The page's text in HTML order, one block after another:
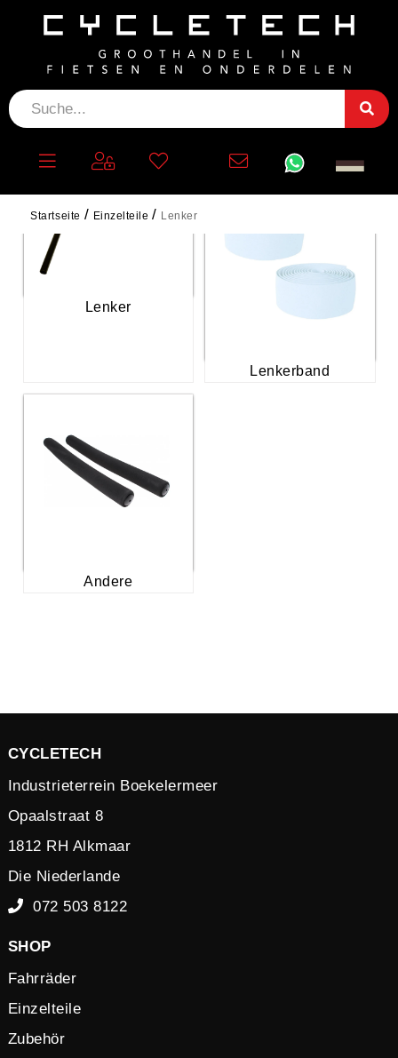
Startseite Einzelteile Lenker
LENKER
Lenker
Lenkerband
Andere
CYCLETECH
Industrieterrein Boekelermeer
Opaalstraat 8
1812 RH Alkmaar
Die Niederlande
072 503 8122
SHOP
Fahrräder
Einzelteile
Zubehör